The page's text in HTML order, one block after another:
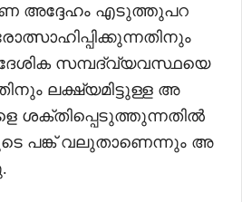
അദ്ദേഹം എടുത്തുപറ
സമ്പദ്വ്യവസ്ഥയെ
ലക്ഷ്യമിട്ടുള്ള അ
ശക്തിപ്പെടുത്തുന്നതിൽ
പങ്ക് വലുതാണെന്നും അ